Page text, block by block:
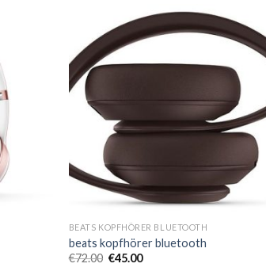
BEATS KOPFHÖRER BLUETOOTH
beats kopfhörer bluetooth
€72.00 €45.00